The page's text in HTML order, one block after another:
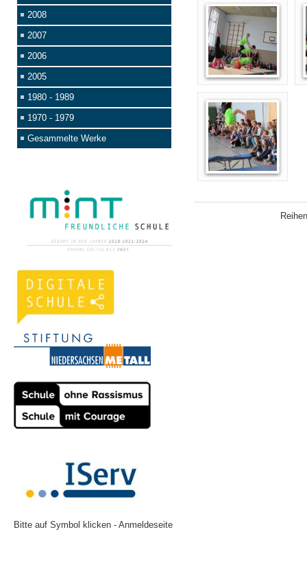
2008
2007
2006
2005
1980 - 1989
1970 - 1979
Gesammelte Werke
Bitte auf Symbol klicken - Anmeldeseite